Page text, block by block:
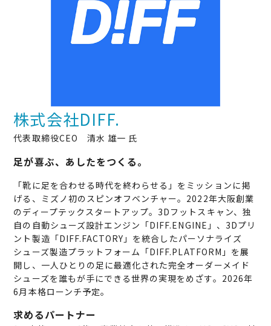
株式会社DIFF.
代表取締役CEO 清水 雄一 氏
足が喜ぶ、あしたをつくる。
「靴に足を合わせる時代を終わらせる」をミッションに掲
げる、ミズノ初のスピンオフベンチャー。2022年大阪創業
のディープテックスタートアップ。3Dフットスキャン、独
自の自動シューズ設計エンジン「DIFF.ENGINE」、3Dプリ
ント製造「DIFF.FACTORY」を統合したパーソナライズ
シューズ製造プラットフォーム「DIFF.PLATFORM」を展
開し、一人ひとりの足に最適化された完全オーダーメイド
シューズを誰もが手にできる世界の実現をめざす。2026年
6月本格ローンチ予定。
求めるパートナー